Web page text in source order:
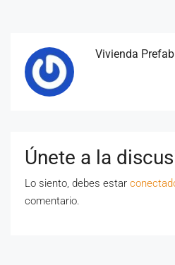
Vivienda
Únete a la
Lo siento, debes estar
comentario.